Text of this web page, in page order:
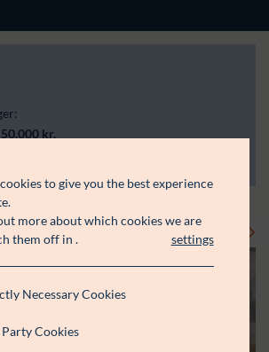
50.000 kr.
to give you the best experience
more about which cookies we are
them off in
settings
.
Necessary Cookies
Cookies